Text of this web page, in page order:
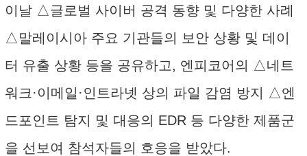
이날 △글로벌 사이버 공격 동향 및 다양한 사례
△말레이시아 주요 기관들의 보안 상황 및 데이
터 유출 상황 등을 공유하고, 엔피코어의 △네트
워크·이메일·인트라넷 상의 파일 감염 방지 △엔
드포인트 탐지 및 대응의 EDR 등 다양한 제품군
을 선보여 참석자들의 호응을 받았다.